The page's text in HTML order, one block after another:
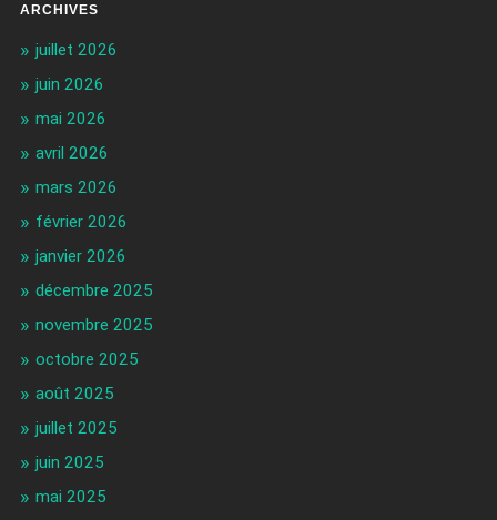
ARCHIVES
juillet 2026
juin 2026
mai 2026
avril 2026
mars 2026
février 2026
janvier 2026
décembre 2025
novembre 2025
octobre 2025
août 2025
juillet 2025
juin 2025
mai 2025